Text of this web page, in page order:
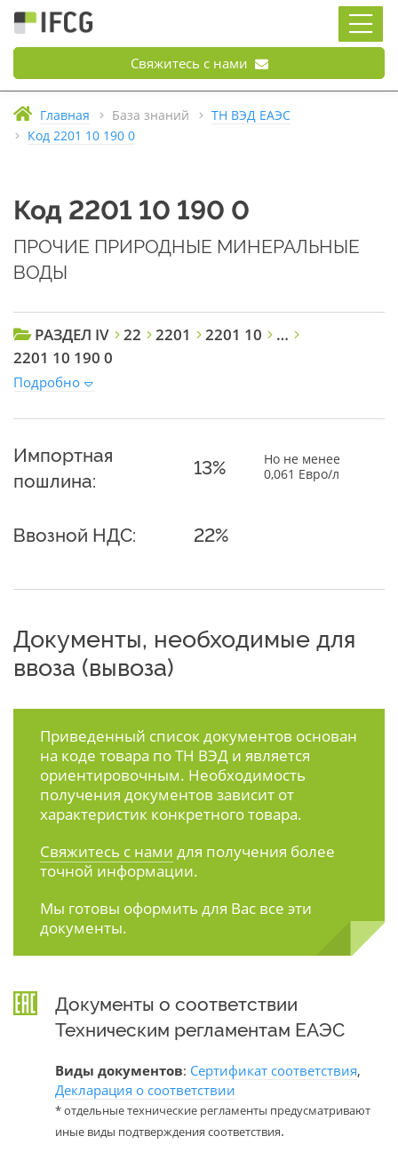
Свяжитесь с нами
Главная База знаний
ТН ВЭД ЕАЭС
Код 2201 10 190 0
Код 2201 10 190 0
ПРОЧИЕ ПРИРОДНЫЕ МИНЕРАЛЬНЫЕ
ВОДЫ
РАЗДЕЛ IV 22 2201 2201 10
…
2201 10 190 0
Подробно
Импортная
пошлина:
13%
Но не менее
0,061 Евро/л
Ввозной НДС: 22%
Документы, необходимые для
ввоза (вывоза)
Приведенный список документов основан
на коде товара по ТН ВЭД и является
ориентировочным. Необходимость
получения документов зависит от
характеристик конкретного товара.
Свяжитесь с нами для получения более
точной информации.
Мы готовы оформить для Вас все эти
документы.
Документы о соответствии
Техническим регламентам ЕАЭС
Виды документов: Сертификат соответствия,
Декларация о соответствии
* отдельные технические регламенты предусматривают
иные виды подтверждения соответствия.